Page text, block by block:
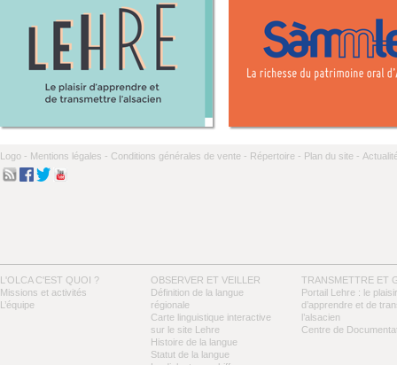
Logo - Mentions légales - Conditions générales de vente - Répertoire - Plan du site -
L'OLCA C'EST QUOI ?
Missions et activités
L’équipe
OBSERVER ET VEILLER
Définition de la langue
régionale
Carte linguistique interactive
sur le site Lehre
Histoire de la langue
Statut de la langue
TRANSMETTRE ET
Portail Lehre : le plaisir
d’apprendre et de
l’alsacien
Centre de